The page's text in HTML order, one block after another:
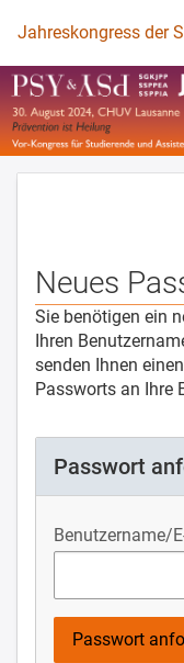
Zur Startseite
Jahreskongress der
Neues
Sie benötigen ein
Ihren
senden Ihnen
Passworts an Ihre
Passwort
Benutzername/